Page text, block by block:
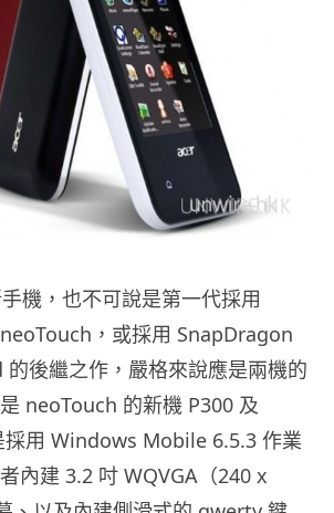
機，也不可說是第一代採用
，或採用 SnapDragon
後繼之作，嚴格來說應是兩機的
neoTouch 的新機 P300 及
採用 Windows Mobile 6.5.3 作業
內建 3.2 吋 WQVGA（240 x